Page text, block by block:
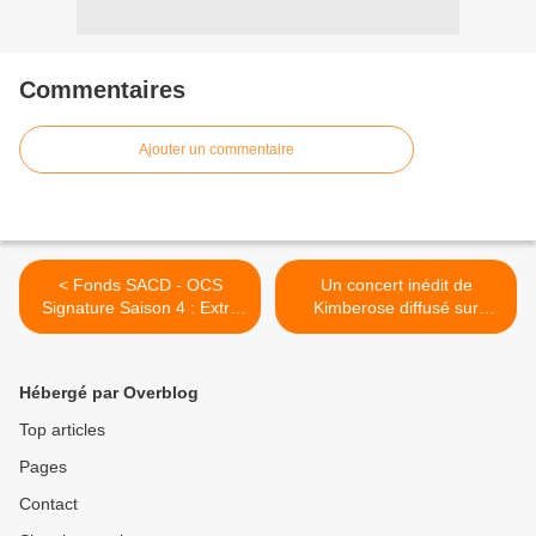
Commentaires
Ajouter un commentaire
< Fonds SACD - OCS
Signature Saison 4 : Extra
de Matthieu Bernard et
Un concert inédit de
Kimberose diffusé sur
France Bleu. >
Hébergé par Overblog
Top articles
Pages
Contact